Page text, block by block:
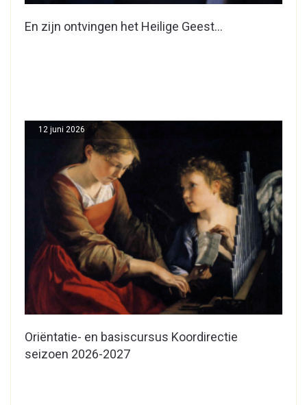
En zijn ontvingen het Heilige Geest…
Oriëntatie- en basiscursus Koordirectie
seizoen 2026-2027
12 juni 2026